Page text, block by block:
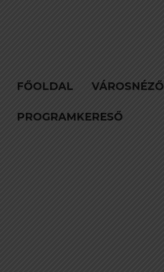
FŐOLDAL VÁROSNÉZŐ
PROGRAMKERESŐ